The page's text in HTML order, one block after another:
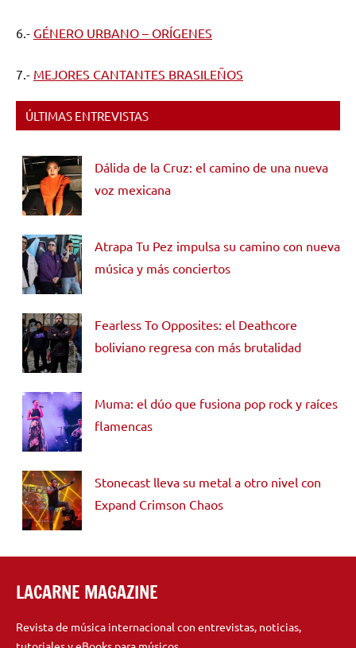
6.- GÉNERO URBANO – ORÍGENES
7.- MEJORES CANTANTES BRASILEÑOS
ÚLTIMAS ENTREVISTAS
Dálida de la Cruz: el camino de una nueva
voz mexicana
Atrapa Tu Pez impulsa su camino con nueva
música y más conciertos
Fearless To Opposites: el Deathcore
boliviano regresa con más brutalidad
Muma: el dúo que fusiona pop rock y raíces
flamencas
Stonecast lleva su metal a otro nivel con
Expand Crimson Chaos
LACARNE MAGAZINE
Revista de música internacional con entrevistas, noticias,